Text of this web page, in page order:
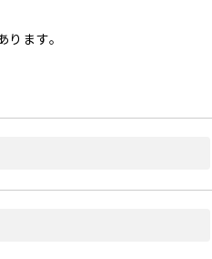
ます。